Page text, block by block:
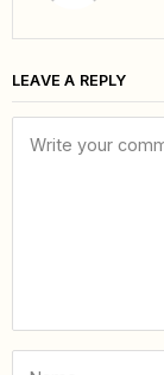
LEAVE A REPLY